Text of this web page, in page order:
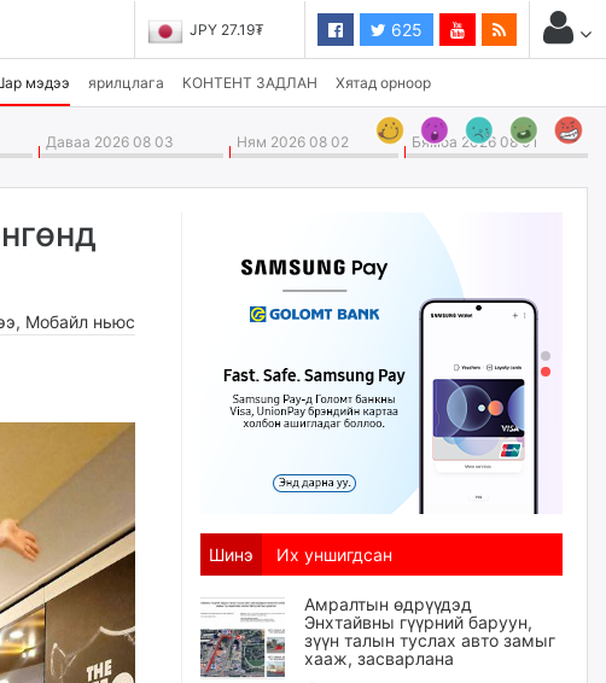
JPY 27.19₮ 625
мэдээ ярилцлага КОНТЕНТ ЗАДЛАН Хятад орноор
Даваа 2026 08 03 Ням 2026 08 02 Бямба 2026 08 01
, Мобайл ньюс
Шинэ Их уншигдсан
Амралтын өдрүүдэд
Энхтайвны гүүрний баруун,
зүүн талын туслах авто замыг
хааж, засварлана